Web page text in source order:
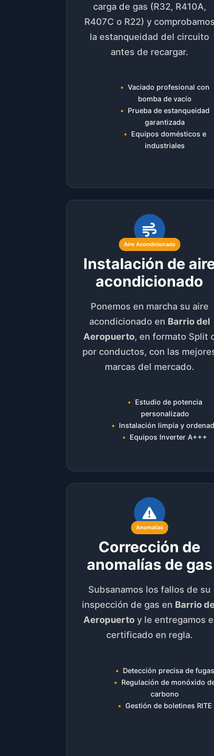
carga de gas (R32, R410A,
R407C o R22) y comprobamos
la estanqueidad del circuito
antes de recargar.
Vaciado profesional con
bomba de vacío
Prueba de estanqueidad
garantizada
Equipos domésticos e
industriales
Aire Acondicionado
Instalación de
acondicionado
Ponemos en marcha su aire
acondicionado en Barrio del
Aeropuerto, en formato Split
por conductos, con las
marcas del mercado.
Estudio de potencia
personalizado
Instalación limpia y
Equipos Inverter A+++
Anomalías
Corrección de
anomalías de gas
Subsanamos los fallos de su
inspección de gas en Barrio
Aeropuertoy le entregamos
certificado en regla.
Detección precisa de fugas
Regulación de monóxido
carbono
Gestión de boletines RITE